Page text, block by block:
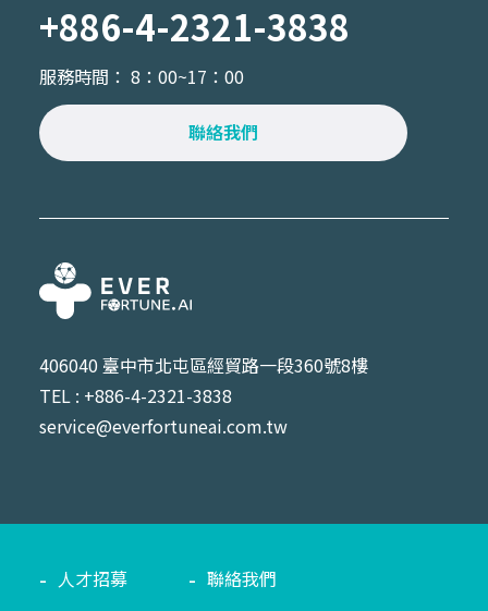
+886-4-2321-3838
服務時間： 8：00~17：00
聯絡我們
406040 臺中市北屯區經貿路一段360號8樓
TEL : +886-4-2321-3838
service@everfortuneai.com.tw
人才招募 聯絡我們